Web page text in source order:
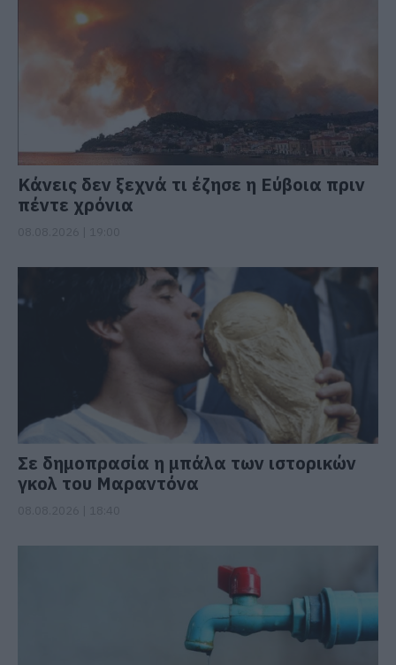
Κάνεις δεν ξεχνά τι έζησε η Εύβοια πριν
πέντε χρόνια
Σε δημοπρασία η μπάλα των ιστορικών
γκολ του Μαραντόνα